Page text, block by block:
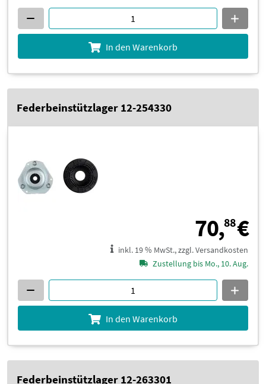
In den Warenkorb
Federbeinstützlager 12-254330
70,88€
inkl. 19 % MwSt., zzgl. Versandkosten
Zustellung bis Mo., 10. Aug.
In den Warenkorb
Federbeinstützlager 12-263301